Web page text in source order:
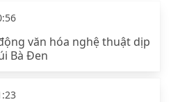
văn hóa nghệ thuật dịp
Bà Đen